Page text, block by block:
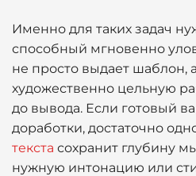
Именно для таких задач
способный мгновенно
не просто выдает шаблон,
художественно цельную
до вывода. Если готовый
доработки, достаточно
текста сохранит глубину
нужную интонацию или